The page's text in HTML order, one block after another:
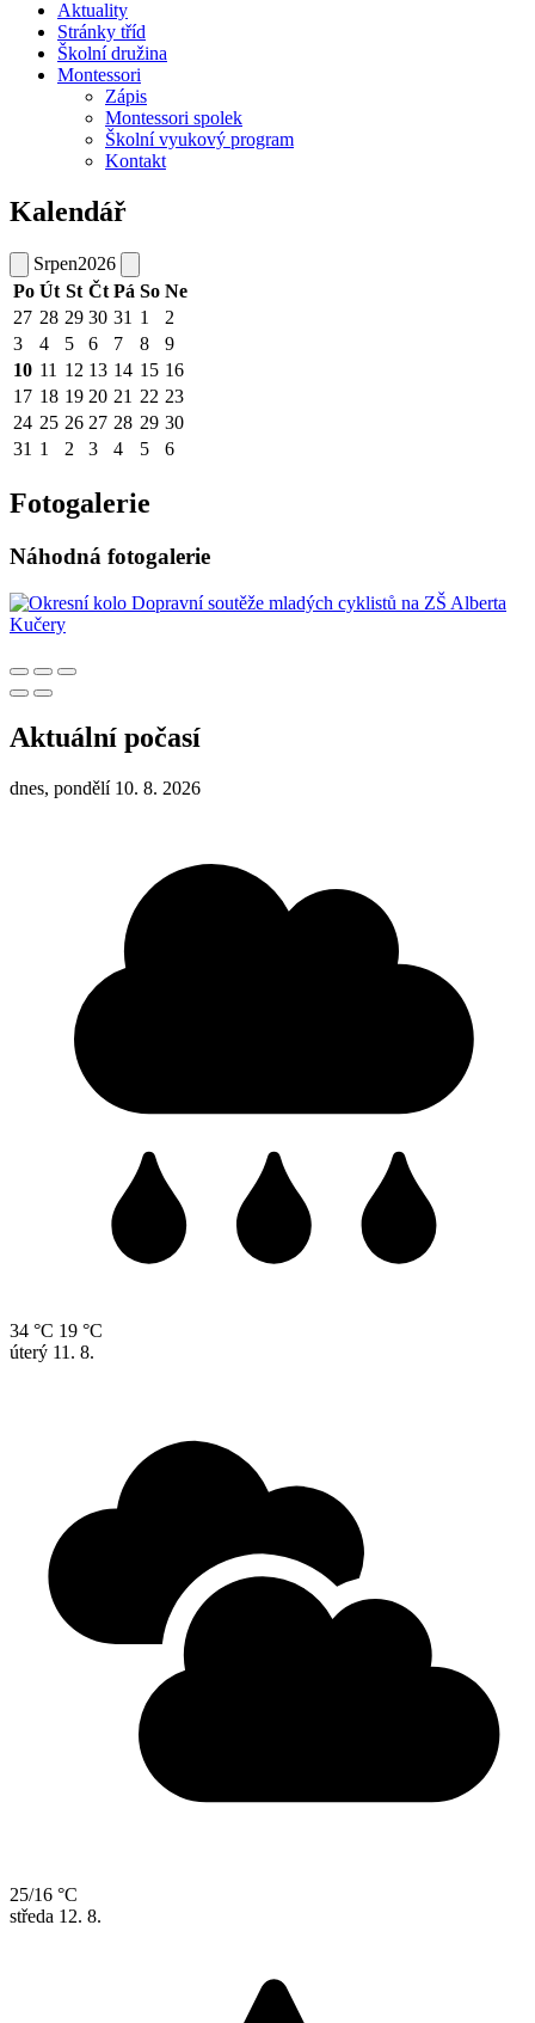
Aktuality
Stránky tříd
Školní družina
Montessori
Zápis
Montessori spolek
Školní vyukový program
Kontakt
Kalendář
Srpen2026
Po Út St Čt Pá So Ne
27 28 29 30 31 1
2
3
4 5 6 7 8
9
10 11 12 13 14 15 16
17 18 19 20 21 22 23
24 25 26 27 28 29 30
31 1 2 3 4 5 6
Fotogalerie
Náhodná fotogalerie
Aktuální počasí
dnes, pondělí 10. 8. 2026
34 °C 19 °C
úterý 11. 8.
25/16 °C
středa 12. 8.